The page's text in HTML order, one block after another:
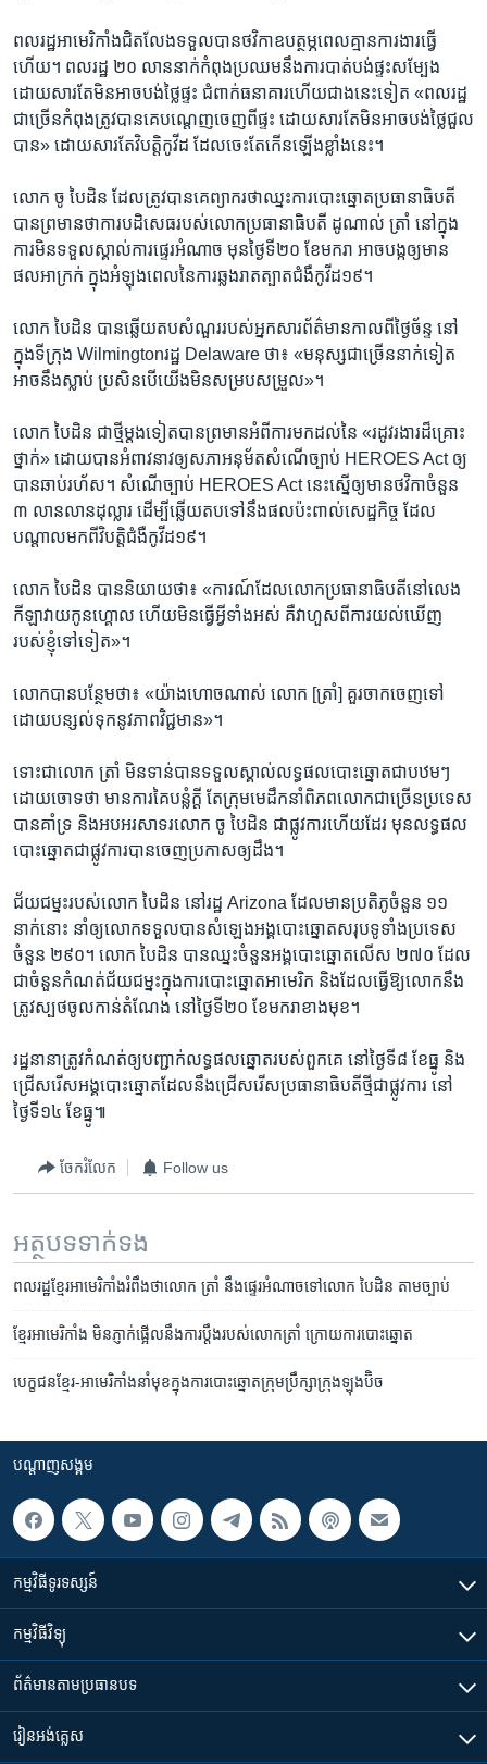
ពលរដ្ឋ​អាមេរិកាំង​ជិត​លែង​ទទួល​បាន​ថវិកា​ឧបត្ថម្ភ​ពេល​គ្មាន​ការងារ​ធ្វើ​
ហើយ។​ ពលរដ្ឋ​ ២០​ លាន​នាក់​កំពុង​ប្រឈម​នឹង​ការ​បាត់បង់​ផ្ទះ​សម្បែង​
ដោយសារ​តែ​មិន​អាច​បង់​ថ្លៃ​ផ្ទះ​ ជំពាក់​ធនាគារ​ហើយ​ជាង​នេះ​ទៀត​ «ពលរដ្ឋ​
ជា​ច្រើន​កំពុង​ត្រូវ​បាន​គេ​បណ្ដេញ​ចេញ​ពី​ផ្ទះ​ ដោយ​សារតែ​មិន​អាច​បង់​ថ្លៃ​ជួល​
បាន»​ ដោយសារ​តែ​វិបត្តិ​កូវីដ​ ដែល​ចេះតែ​កើន​ឡើង​ខ្លាំង​នេះ។​
លោក ​ចូ បៃដិន​ ដែល​ត្រូវ​បាន​គេ​ព្យាករ​ថា​ឈ្នះ​ការ​បោះឆ្នោត​ប្រធានាធិបតី​
បាន​ព្រមាន​ថា​ការ​បដិសេធ​របស់​លោក​ប្រធានាធិបតី​ ដូណាល់ ត្រាំ​ នៅ​ក្នុង​
ការ​មិន​ទទួល​ស្គាល់​ការ​ផ្ទេរ​អំណាច​ មុន​ថ្ងៃ​ទី​២០​ ខែ​មករា ​អាច​បង្ក​ឲ្យ​មាន​
ផល​អាក្រក់​ ក្នុង​អំឡុង​ពេល​នៃ​ការ​ឆ្លង​រាតត្បាត​ជំងឺ​កូវីដ១៩។​
លោក​ បៃដិន​ បាន​ឆ្លើយតប​សំណួរ​របស់​អ្នក​សារ​ព័ត៌មាន​កាល​ពី​ថ្ងៃ​ច័ន្ទ​ នៅ​
ក្នុង​ទីក្រុង Wilmington​រដ្ឋ​ Delaware ​ថា៖​ «មនុស្ស​ជា​ច្រើន​នាក់​ទៀត​
អាច​នឹង​ស្លាប់ ​ប្រសិន​បើ​យើង​មិន​សម្រប​សម្រួល»។​
លោក​ បៃដិន​ ជាថ្មី​ម្ដង​ទៀត​បាន​ព្រមាន​អំពី​ការ​មក​ដល់​នៃ​ «រដូវ​រងារ​ដ៏​គ្រោះ​
ថ្នាក់»​ ដោយ​បាន​អំពាវនាវ​ឲ្យ​សភា​អនុម័ត​សំណើ​ច្បាប់​ HEROES Act ​ឲ្យ​
បាន​ឆាប់​រហ័ស។ ​សំណើ​ច្បាប់​ HEROES Act ​នេះ​ស្នើ​ឲ្យ​មាន​ថវិកា​ចំនួន​
៣ ​លាន​លាន​ដុល្លារ ​ដើម្បី​ឆ្លើយតប​ទៅនឹង​ផល​ប៉ះពាល់​សេដ្ឋកិច្ច​ ដែល​
បណ្ដាល​មក​ពី​វិបត្តិ​ជំងឺ​កូវីដ១៩។​
លោក​ បៃដិន​ បាន​និយាយ​ថា៖​ «ការណ៍​ដែល​លោក​ប្រធានាធិបតី​នៅ​លេង​
កីឡា​វាយ​កូនហ្គោល​ ហើយ​មិន​ធ្វើ​អ្វី​ទាំង​អស់ ​គឺ​វា​ហួស​ពី​ការ​យល់​ឃើញ​
របស់​ខ្ញុំ​ទៅ​ទៀត»។​
លោក​បាន​បន្ថែម​ថា៖​ «យ៉ាង​ហោច​ណាស់​ លោក​ [ត្រាំ]​ គួរ​ចាកចេញ​ទៅ​
ដោយ​បន្សល់​ទុក​នូវ​ភាព​វិជ្ជមាន»។​
ទោះជា​លោក​ ត្រាំ​ មិន​ទាន់​បាន​ទទួល​ស្គាល់​លទ្ធផល​បោះឆ្នោត​ជាបឋមៗ​
ដោយ​ចោទ​ថា​ មាន​ការ​គៃ​បន្លំ​ក្តី​ តែ​ក្រុម​មេដឹកនាំ​ពិភព​លោក​ជាច្រើន​ប្រទេស​
បាន​គាំទ្រ​ និង​អបអរសាទរ​លោក ​ចូ បៃដិន ​ជា​ផ្លូវការ​ហើយ​ដែរ​ មុន​លទ្ធផល​
បោះឆ្នោត​ជាផ្លូវការ​បាន​ចេញ​ប្រកាស​ឲ្យ​ដឹង។​
ជ័យ​ជម្នះ​របស់​លោក ​បៃដិន ​នៅ​រដ្ឋ​ Arizona​ ដែល​មាន​ប្រតិភូ​ចំនួន​ ១១ ​
នាក់នោះ ​នាំ​ឲ្យ​លោក​ទទួល​បាន​សំឡេង​អង្គ​បោះឆ្នោត​សរុប​ទូទាំង​ប្រទេស​
ចំនួន ​២៩០។​ លោក​ បៃដិន ​បាន​ឈ្នះ​ចំនួន​អង្គ​បោះ​ឆ្នោត​លើស​ ២៧០ ​ដែល​
ជា​ចំនួន​កំណត់​ជ័យជម្នះ​ក្នុង​ការ​បោះឆ្នោត​អាមេរិក ​និង​ដែល​ធ្វើ​ឱ្យ​លោក​នឹង​
ត្រូវ​ស្បថ​ចូល​កាន់​តំណែង ​នៅ​ថ្ងៃទី​២០ ​ខែ​មករា​ខាង​មុខ។​
រដ្ឋ​នានា​ត្រូវ​កំណត់​ឲ្យ​បញ្ជាក់​លទ្ធផល​ឆ្នោត​របស់​ពួក​គេ​ នៅ​ថ្ងៃទី​៨ ​ខែធ្នូ​ និង​
ជ្រើសរើស​អង្គ​បោះឆ្នោត​ដែល​នឹង​ជ្រើសរើស​ប្រធានាធិបតី​ថ្មី​ជា​ផ្លូវការ ​នៅ​
ថ្ងៃទី​១៤​ ខែ​ធ្នូ៕
ចែករំលែក Follow us
អត្ថបទ​ទាក់ទង
ពលរដ្ឋ​ខ្មែរ​អាមេរិកាំង​រំពឹង​ថា​លោក ​ត្រាំ ​នឹង​ផ្ទេរ​អំណាច​ទៅ​លោក​ បៃដិន ​តាម​ច្បាប់
ខ្មែរ​អាមេរិកាំង មិន​ភ្ញាក់ផ្អើល​នឹង​ការប្តឹង​របស់​លោក​ត្រាំ ក្រោយ​ការបោះឆ្នោត
បេក្ខជន​ខ្មែរ-អាមេរិកាំង​នាំមុខ​ក្នុង​ការ​បោះឆ្នោត​ក្រុមប្រឹក្សា​ក្រុង​ឡុងប៊ិច
បណ្តាញ​សង្គម
កម្មវិធី​ទូរទស្សន៍
កម្មវិធី​វិទ្យុ
ព័ត៌មាន​តាមប្រធានបទ​
រៀន​​អង់គ្លេស